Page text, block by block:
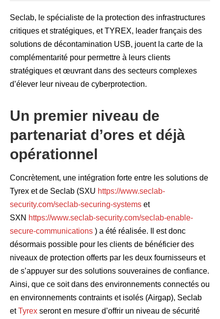
Seclab, le spécialiste de la protection des infrastructures
critiques et stratégiques, et TYREX, leader français des
solutions de décontamination USB, jouent la carte de la
complémentarité pour permettre à leurs clients
stratégiques et œuvrant dans des secteurs complexes
d’élever leur niveau de cyberprotection.
Un premier niveau de
partenariat d’ores et déjà
opérationnel
Concrètement, une intégration forte entre les solutions de
Tyrex et de Seclab (SXU https://www.seclab-
security.com/seclab-securing-systems et
SXN https://www.seclab-security.com/seclab-enable-
secure-communications ) a été réalisée. Il est donc
désormais possible pour les clients de bénéficier des
niveaux de protection offerts par les deux fournisseurs et
de s’appuyer sur des solutions souveraines de confiance.
Ainsi, que ce soit dans des environnements connectés ou
en environnements contraints et isolés (Airgap), Seclab
etTyrex seront en mesure d’offrir un niveau de sécurité